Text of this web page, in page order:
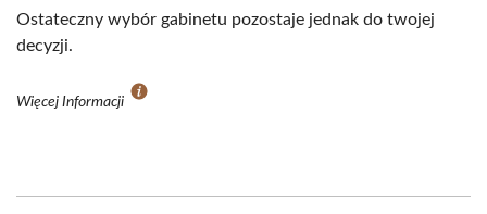
Ostateczny wybór gabinetu pozostaje jednak do twojej
decyzji.
Więcej Informacji